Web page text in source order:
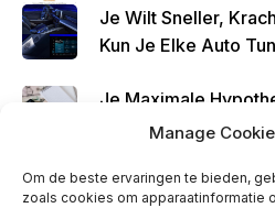
Manage
Om de beste ervaringen te bieden,
zoals cookies om apparaatinformatie
Je Wilt Sneller,
Kun Je Elke Auto
Je Maximale
Begin Je?